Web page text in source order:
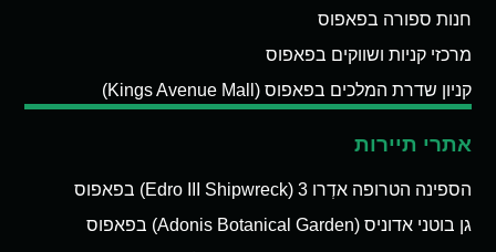
חנות ספורה בפאפוס
מרכזי קניות ושווקים בפאפוס
קניון שדרת המלכים בפאפוס (Kings Avenue Mall)
אתרי תיירות
הספינה הטרופה אדְרו 3 (Edro III Shipwreck) בפאפוס
גן בוטני אדוניס (Adonis Botanical Garden) בפאפוס